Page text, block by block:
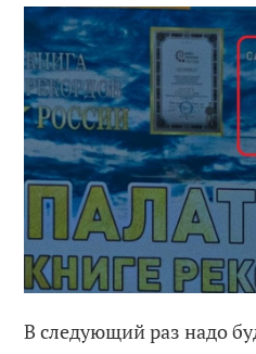
В следующий раз надо